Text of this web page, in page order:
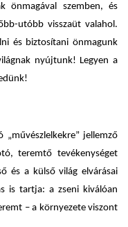
önmagával szemben, és
utóbb visszaüt valahol.
és biztosítani önmagunk
nyújtunk! Legyen a
„művészlelkekre” jellemző
teremtő tevékenységet
és a külső világ elvárásai
is tartja: a zseni kiválóan
– a környezete viszont